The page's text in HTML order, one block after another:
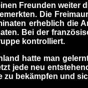
Freunden
Die
erheblich die
Bei der
kontrolliert.
hatte man
jede neu
zu bekämpfen und